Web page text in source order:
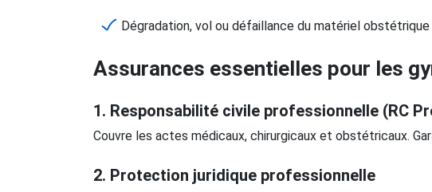
Dégradation, vol ou défaillance du matériel obstétrique
Assurances essentielles pour les
1. Responsabilité civile professionnelle (RC
Couvre les actes médicaux, chirurgicaux et obstétricaux.
2. Protection juridique professionnelle